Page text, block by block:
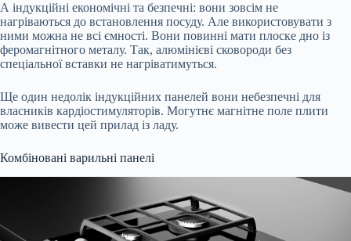
А індукційні економічні та безпечні: вони зовсім не
нагріваються до встановлення посуду. Але використовувати з
ними можна не всі ємності. Вони повинні мати плоске дно із
феромагнітного металу. Так, алюмінієві сковороди без
спеціальної вставки не нагріватимуться.
Ще один недолік індукційних панелей вони небезпечні для
власників кардіостимуляторів. Могутнє магнітне поле плити
може вивести цей прилад із ладу.
Комбіновані варильні панелі